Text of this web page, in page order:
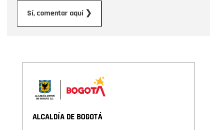
Sí, comentar aquí ❯
ALCALDÍA DE BOGOTÁ